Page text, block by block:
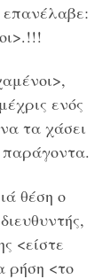
επανέλαβε:
ενός
τα χάσει
παράγοντα.
θέση ο
<είστε
ρήση <το